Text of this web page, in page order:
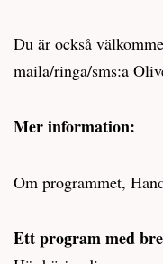
Du är också
maila/ringa/sms:a
Mer information:
Om programmet,
Ett program med